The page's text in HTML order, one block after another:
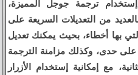
ترجمة جوجل المميزة،
من التعديلات السريعة على
بها أخطاء، بحيث يمكنك تعديل
حدى، وكذلك مزامنة الترجمة
مع إمكانية إستخدام الأزرار